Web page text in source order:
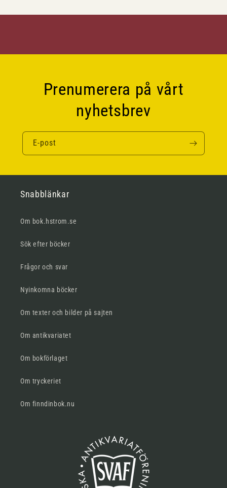
Prenumerera på vårt
nyhetsbrev
E-post
Snabblänkar
Om bok.hstrom.se
Sök efter böcker
Frågor och svar
Nyinkomna böcker
Om texter och bilder på sajten
Om antikvariatet
Om bokförlaget
Om tryckeriet
Om finndinbok.nu